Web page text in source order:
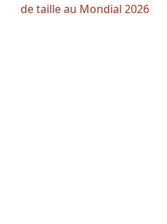
de taille au Mondial 2026